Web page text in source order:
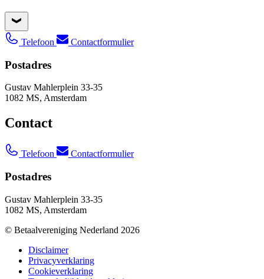
Telefoon Contactformulier
Postadres
Gustav Mahlerplein 33-35
1082 MS, Amsterdam
Contact
Telefoon Contactformulier
Postadres
Gustav Mahlerplein 33-35
1082 MS, Amsterdam
© Betaalvereniging Nederland 2026
Disclaimer
Privacyverklaring
Cookieverklaring